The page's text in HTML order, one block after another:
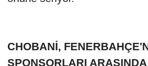
CHOBANİ,
SPONSORLARI